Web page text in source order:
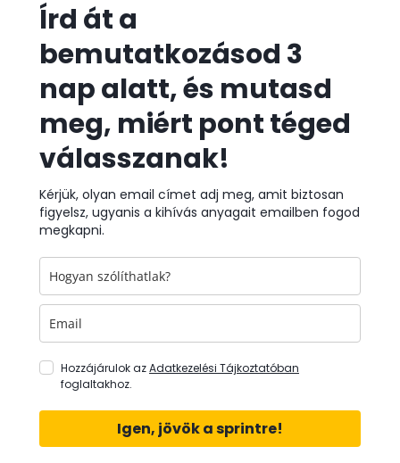
Írd át a
bemutatkozásod 3
nap alatt, és mutasd
meg, miért pont téged
válasszanak!
Kérjük, olyan email címet adj meg, amit biztosan
figyelsz, ugyanis a kihívás anyagait emailben fogod
megkapni.
Hozzájárulok azAdatkezelési Tájkoztatóban
foglaltakhoz.
Igen, jövök a sprintre!